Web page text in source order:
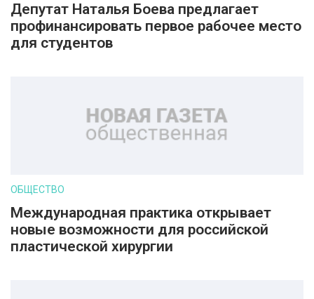
Депутат Наталья Боева предлагает
профинансировать первое рабочее место
для студентов
ОБЩЕСТВО
Международная практика открывает
новые возможности для российской
пластической хирургии